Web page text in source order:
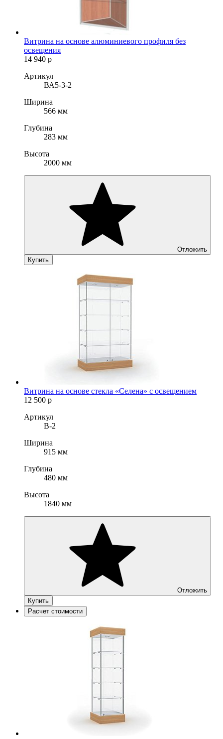
Витрина на основе алюминиевого профиля без
освещения
14 940 р
Артикул
ВА5-3-2
Ширина
566 мм
Глубина
283 мм
Высота
2000 мм
Отложить
Купить
Витрина на основе стекла «Селена» с освещением
12 500 р
Артикул
B-2
Ширина
915 мм
Глубина
480 мм
Высота
1840 мм
Отложить
Купить
Расчет стоимости